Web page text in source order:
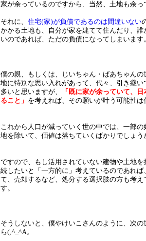
家が余っているのですから、当然、土地も余っ
それに、 住宅(家)が負債であるのは間違いない
かかる土地も、自分が家を建てて住んだり、
いのであれば、ただの負債になってしまいます
僕の親、もしくは、じいちゃん・ばあちゃん
地に特別な思い入れがあって、代々、引き継
多いと思いますが、
「既に家が余っていて、
ること」 を考えれば、その願いが叶う可能性は
これから人口が減っていく世の中では、一部
地を除いて、価値は落ちていくばかりでしょう
ですので、もし活用されていない建物や土地
続したいと「一方的に」考えているのであれ
て、売却するなど、処分する選択肢の方も考
す。
そうしないと、僕やけいこさんのように、次
ら(;^_^A。